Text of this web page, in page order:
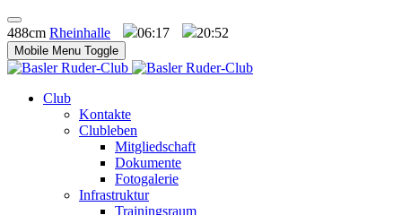
488cm Rheinhalle 06:17 20:52
Mobile Menu Toggle
Club
Kontakte
Clubleben
Mitgliedschaft
Dokumente
Fotogalerie
Infrastruktur
Trainingsraum